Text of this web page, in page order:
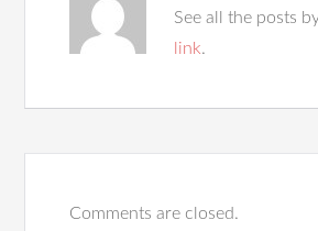
See all the posts
link.
Comments are closed.